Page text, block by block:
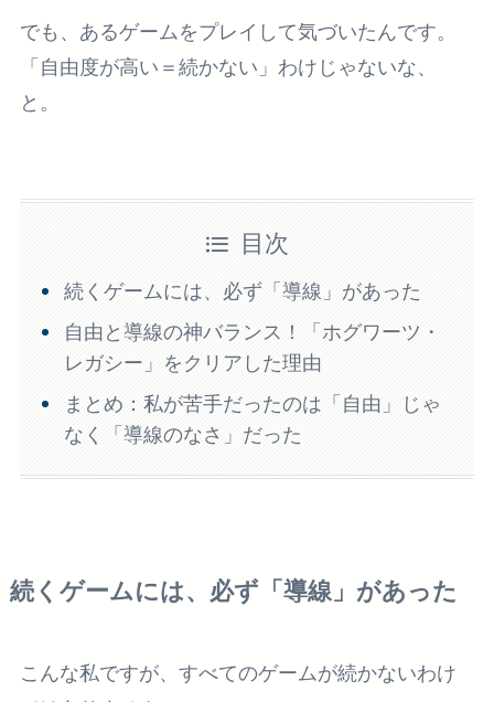
でも、あるゲームをプレイして気づいたんです。
「自由度が高い＝続かない」わけじゃないな、
と。
目次
続くゲームには、必ず「導線」があった
自由と導線の神バランス！「ホグワーツ・
レガシー」をクリアした理由
まとめ：私が苦手だったのは「自由」じゃ
なく「導線のなさ」だった
続くゲームには、必ず「導線」があった
こんな私ですが、すべてのゲームが続かないわけ